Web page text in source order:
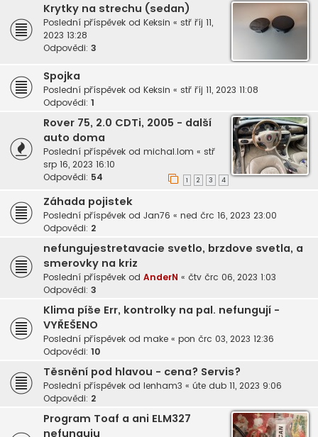
Krytky na strechu (sedan)
Poslední příspěvek od Keksin « stř říj 11,
2023 13:28
Odpovědi: 3
Spojka
Poslední příspěvek od Keksin « stř říj 11, 2023 11:08
Odpovědi: 1
Rover 75, 2.0 CDTi, 2005 - další
auto doma
Poslední příspěvek od michal.lom « stř
srp 16, 2023 16:10
Odpovědi: 54 1 2 3 4
Záhada pojistek
Poslední příspěvek od Jan76 « ned črc 16, 2023 23:00
Odpovědi: 2
nefungujestretavacie svetlo, brzdove svetla, a
smerovky na kriz
Poslední příspěvek od AnderN « čtv črc 06, 2023 1:03
Odpovědi: 3
Klima píše Err, kontrolky na pal. nefungují -
VYŘEŠENO
Poslední příspěvek od make « pon črc 03, 2023 12:36
Odpovědi: 10
Těsnění pod hlavou - cena? Servis?
Poslední příspěvek od lenham3 « úte dub 11, 2023 9:06
Odpovědi: 2
Program Toaf a ani ELM327
nefunguju